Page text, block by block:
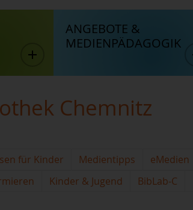
ANGEBOTE &
MEDIENPÄDAGOGIK
Chemnitz
für Kinder Medientipps eMedien
Kinder & Jugend BibLab-C